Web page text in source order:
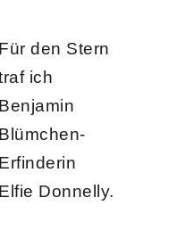
Für den Stern
ich
Benjamin
Blümchen-
Erfinderin
Elfie Donnelly.